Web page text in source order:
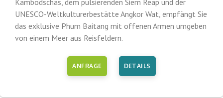
Kambodschas, dem pulsierenden Siem Reap und der
UNESCO-Weltkulturerbestätte Angkor Wat, empfängt Sie
das exklusive Phum Baitang mit offenen Armen umgeben
von einem Meer aus Reisfeldern.
ANFRAGE DETAILS